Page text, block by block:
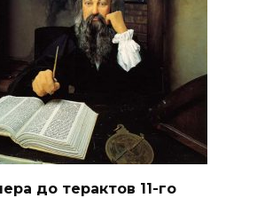
до терактов 11-го